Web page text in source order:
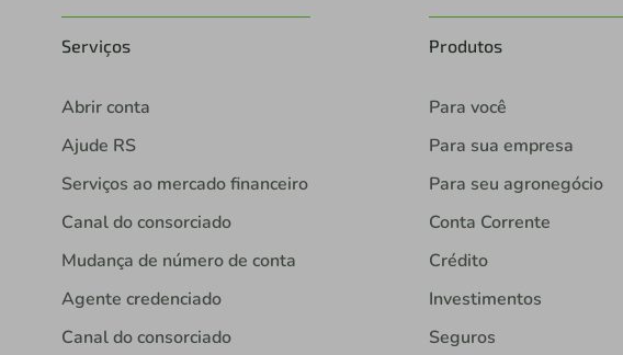
Serviços
Abrir conta
Ajude RS
Serviços ao mercado financeiro
Canal do consorciado
Mudança de número de conta
Agente credenciado
Canal do consorciado
Produtos
Para você
Para sua empresa
Para seu agronegócio
Conta Corrente
Crédito
Investimentos
Seguros